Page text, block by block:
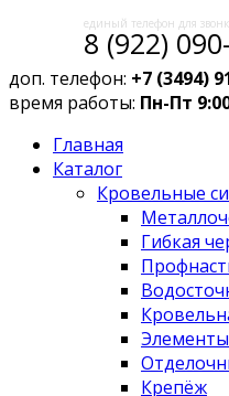
единый телефон для
8 (922)
доп. телефон: +7 (3494)
время работы: Пн-Пт
Главная
Каталог
Кровельные
Гибкая
Крепёж